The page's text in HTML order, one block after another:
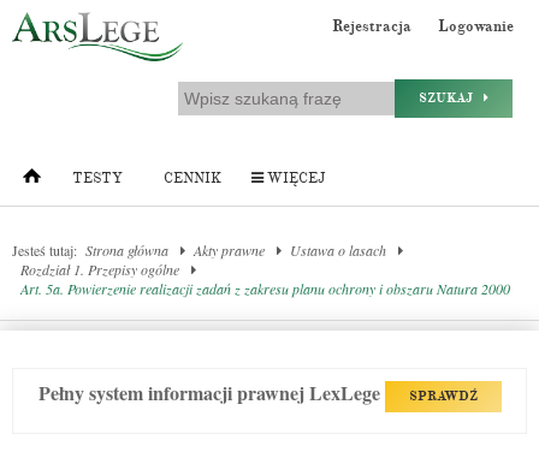
Rejestracja Logowanie
SZUKAJ
TESTY CENNIK WIĘCEJ
Jesteś tutaj: Strona główna Akty prawne
Ustawa o lasach
Rozdział 1. Przepisy ogólne
Art. 5a. Powierzenie realizacji zadań z zakresu planu ochrony i obszaru Natura 2000
Pełny system informacji prawnej LexLege SPRAWDŹ